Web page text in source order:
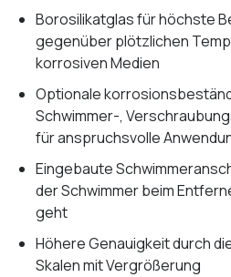
Borosilikatglas für höchste
gegenüber plötzlichen
korrosiven Medien
Optionale
Schwimmer-,
für anspruchsvolle
Eingebaute
der Schwimmer beim
geht
Höhere Genauigkeit durch
Skalen mit Vergrößerung